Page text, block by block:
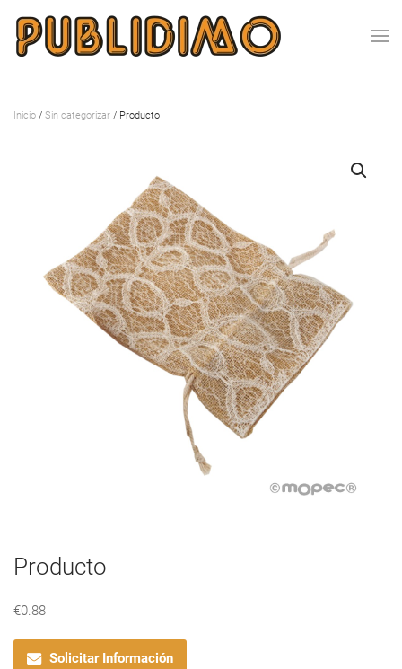
Inicio / Sin categorizar / Producto
Producto
€0.88
Solicitar Información